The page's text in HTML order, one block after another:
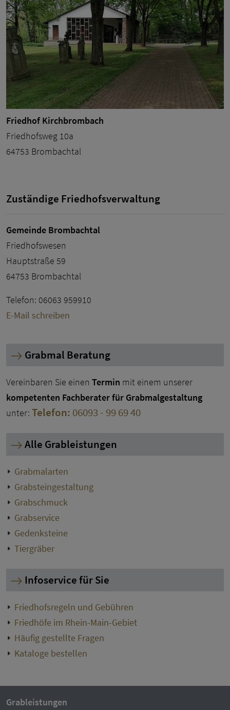
Friedhof Kirchbrombach
Friedhofsweg 10a
64753 Brombachtal
Zuständige Friedhofsverwaltung
Gemeinde Brombachtal
Friedhofswesen
Hauptstraße 59
64753 Brombachtal
Telefon: 06063 959910
E-Mail schreiben
Grabmal Beratung
Vereinbaren Sie einen Termin mit einem unserer
kompetenten Fachberater für Grabmalgestaltung
unter: Telefon: 06093 - 99 69 40
Alle Grableistungen
Grabmalarten
Grabsteingestaltung
Grabschmuck
Grabservice
Gedenksteine
Tiergräber
Infoservice für Sie
Friedhofsregeln und Gebühren
Friedhöfe im Rhein-Main-Gebiet
Häufig gestellte Fragen
Kataloge bestellen
Grableistungen